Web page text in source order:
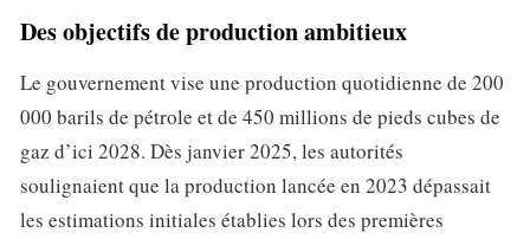
Des objectifs de production ambitieux
Le gouvernement vise une production quotidienne de 200
000 barils de pétrole et de 450 millions de pieds cubes de
gaz d’ici 2028. Dès janvier 2025, les autorités
soulignaient que la production lancée en 2023 dépassait
les estimations initiales établies lors des premières